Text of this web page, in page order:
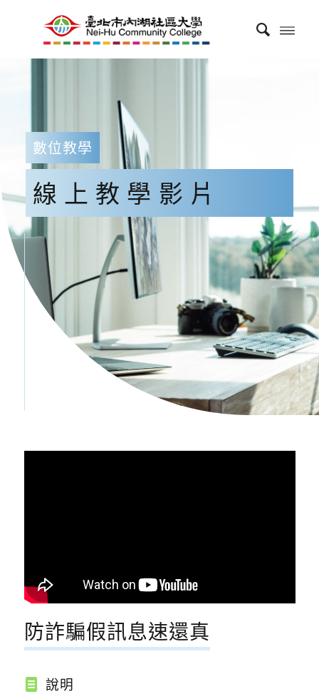
數位教學
線上教學影片
防詐騙假訊息速還真
說明